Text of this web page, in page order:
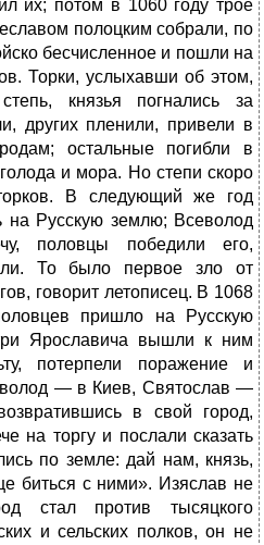
их; потом в 1060 году трое
полоцким собрали, по
бесчисленное и пошли на
Торки, услыхавши об этом,
князья погнались за
других пленили, привели в
остальные погибли в
и мора. Но степи скоро
В следующий же год
Русскую землю; Всеволод
половцы победили его,
То было первое зло от
говорит летописец. В 1068
пришло на Русскую
Ярославича вышли к ним
потерпели поражение и
— в Киев, Святослав —
в свой город,
на торгу и послали сказать
по земле: дай нам, князь,
биться с ними». Изяслав не
стал против тысяцкого
и сельских полков, он не